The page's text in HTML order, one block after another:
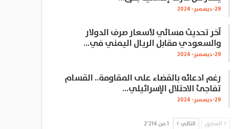
29-ديسمبر- 2024
آخر تحديث مسائي لأسعار صرف الدولار
والسعودي مقابل الريال اليمني في…
29-ديسمبر- 2024
رغم ادعائه بالقضاء على المقاومة.. القسام
تفاجئ الاحتلال الإسرائيلي…
29-ديسمبر- 2024
السابق التالي 1 من 2٬214